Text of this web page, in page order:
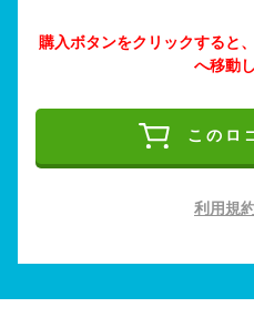
購入ボタンをクリックすると
へ移動
このロ
利用規